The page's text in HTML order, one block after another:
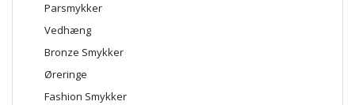
Parsmykker
Vedhæng
Bronze Smykker
Øreringe
Fashion Smykker